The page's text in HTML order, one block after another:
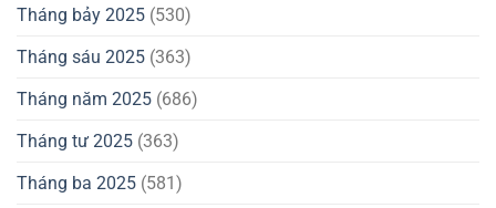
Tháng bảy 2025 (530)
Tháng sáu 2025 (363)
Tháng năm 2025 (686)
Tháng tư 2025 (363)
Tháng ba 2025 (581)